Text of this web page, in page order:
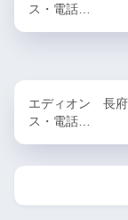
ス・電話…
エディオン 長府
ス・電話…